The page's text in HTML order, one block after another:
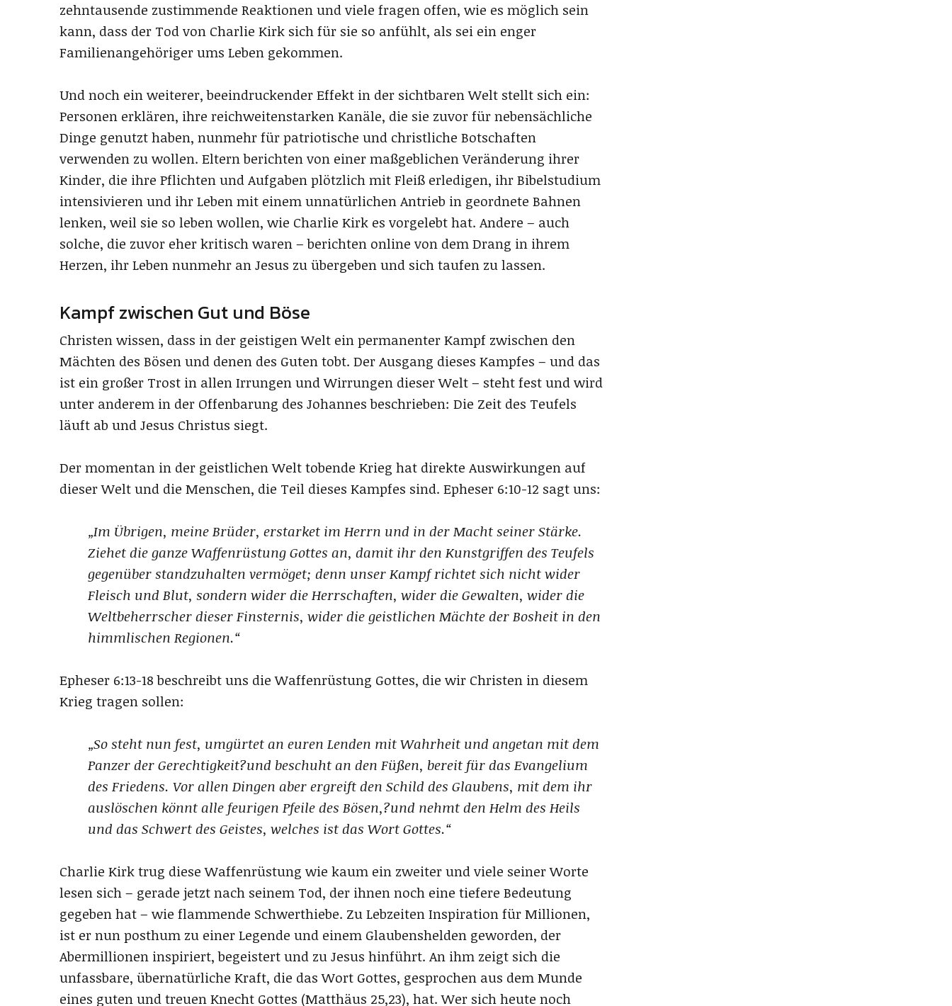
zehntausende zustimmende Reaktionen und viele fragen offen, wie es möglich sein
kann, dass der Tod von Charlie Kirk sich für sie so anfühlt, als sei ein enger
Familienangehöriger ums Leben gekommen.
Und noch ein weiterer, beeindruckender Effekt in der sichtbaren Welt stellt sich ein:
Personen erklären, ihre reichweitenstarken Kanäle, die sie zuvor für nebensächliche
Dinge genutzt haben, nunmehr für patriotische und christliche Botschaften
verwenden zu wollen. Eltern berichten von einer maßgeblichen Veränderung ihrer
Kinder, die ihre Pflichten und Aufgaben plötzlich mit Fleiß erledigen, ihr Bibelstudium
intensivieren und ihr Leben mit einem unnatürlichen Antrieb in geordnete Bahnen
lenken, weil sie so leben wollen, wie Charlie Kirk es vorgelebt hat. Andere – auch
solche, die zuvor eher kritisch waren – berichten online von dem Drang in ihrem
Herzen, ihr Leben nunmehr an Jesus zu übergeben und sich taufen zu lassen.
Kampf zwischen Gut und Böse
Christen wissen, dass in der geistigen Welt ein permanenter Kampf zwischen den
Mächten des Bösen und denen des Guten tobt. Der Ausgang dieses Kampfes – und das
ist ein großer Trost in allen Irrungen und Wirrungen dieser Welt – steht fest und wird
unter anderem in der Offenbarung des Johannes beschrieben: Die Zeit des Teufels
läuft ab und Jesus Christus siegt.
Der momentan in der geistlichen Welt tobende Krieg hat direkte Auswirkungen auf
dieser Welt und die Menschen, die Teil dieses Kampfes sind. Epheser 6:10-12 sagt uns:
„Im Übrigen, meine Brüder, erstarket im Herrn und in der Macht seiner Stärke.
Ziehet die ganze Waffenrüstung Gottes an, damit ihr den Kunstgriffen des Teufels
gegenüber standzuhalten vermöget; denn unser Kampf richtet sich nicht wider
Fleisch und Blut, sondern wider die Herrschaften, wider die Gewalten, wider die
Weltbeherrscher dieser Finsternis, wider die geistlichen Mächte der Bosheit in den
himmlischen Regionen.“
Epheser 6:13-18 beschreibt uns die Waffenrüstung Gottes, die wir Christen in diesem
Krieg tragen sollen:
„So steht nun fest, umgürtet an euren Lenden mit Wahrheit und angetan mit dem
Panzer der Gerechtigkeit?und beschuht an den Füßen, bereit für das Evangelium
des Friedens. Vor allen Dingen aber ergreift den Schild des Glaubens, mit dem ihr
auslöschen könnt alle feurigen Pfeile des Bösen,?und nehmt den Helm des Heils
und das Schwert des Geistes, welches ist das Wort Gottes.“
Charlie Kirk trug diese Waffenrüstung wie kaum ein zweiter und viele seiner Worte
lesen sich – gerade jetzt nach seinem Tod, der ihnen noch eine tiefere Bedeutung
gegeben hat – wie flammende Schwerthiebe. Zu Lebzeiten Inspiration für Millionen,
ist er nun posthum zu einer Legende und einem Glaubenshelden geworden, der
Abermillionen inspiriert, begeistert und zu Jesus hinführt. An ihm zeigt sich die
unfassbare, übernatürliche Kraft, die das Wort Gottes, gesprochen aus dem Munde
eines guten und treuen Knecht Gottes (Matthäus 25,23), hat. Wer sich heute noch